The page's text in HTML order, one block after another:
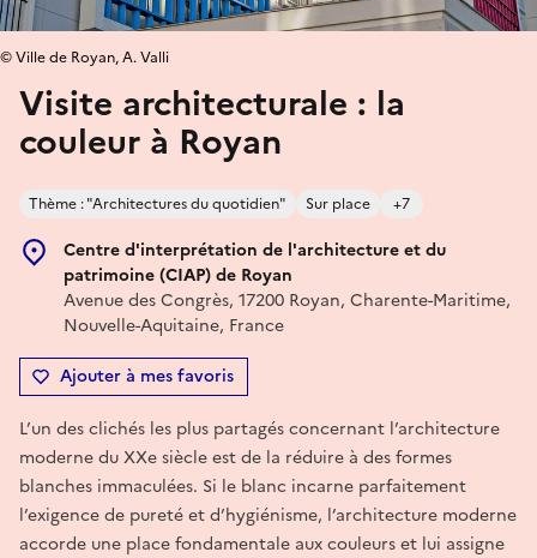
Visite architecturale : la
couleur à Royan
Thème : "Architectures du quotidien" Sur place +7
Centre d'interprétation de l'architecture et du
patrimoine (CIAP) de Royan
Avenue des Congrès, 17200 Royan, Charente-Maritime,
Nouvelle-Aquitaine, France
Ajouter à mes favoris
© Ville de Royan, A. Valli
L’un des clichés les plus partagés concernant l’architecture
moderne du XXe siècle est de la réduire à des formes
blanches immaculées. Si le blanc incarne parfaitement
l’exigence de pureté et d’hygiénisme, l’architecture moderne
accorde une place fondamentale aux couleurs et lui assigne